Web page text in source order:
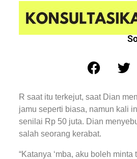
R saat itu terkejut, saat Dian
jamu seperti biasa, namun kali
senilai Rp 50 juta. Dian
salah seorang kerabat.
“Katanya ‘mba, aku boleh